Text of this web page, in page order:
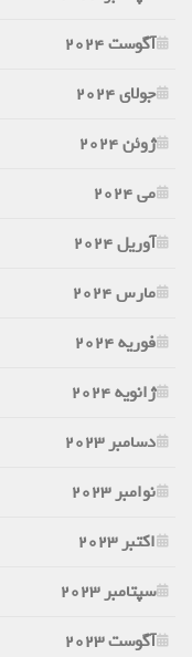
آگوست 2024
جولای 2024
ژوئن 2024
می 2024
آوریل 2024
مارس 2024
فوریه 2024
ژانویه 2024
دسامبر 2023
نوامبر 2023
اکتبر 2023
سپتامبر 2023
آگوست 2023